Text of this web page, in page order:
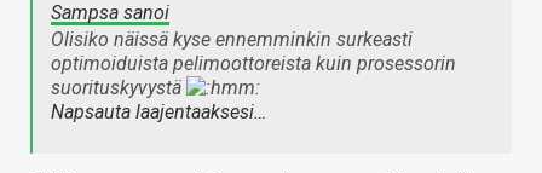
Sampsa sanoi
Olisiko näissä kyse ennemminkin surkeasti
optimoiduista pelimoottoreista kuin prosessorin
suorituskyvystä
Napsauta laajentaaksesi…